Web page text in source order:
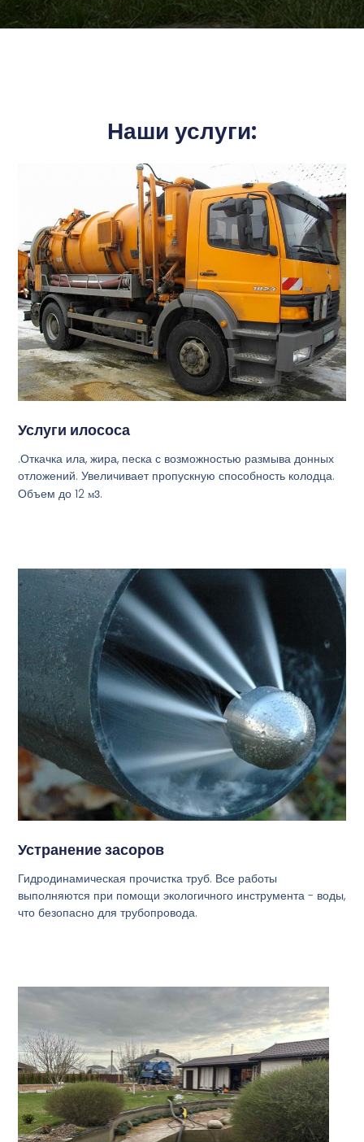
Наши услуги:
Услуги илососа
.Откачка ила, жира, песка с возможностью размыва донных
отложений. Увеличивает пропускную способность колодца.
Объем до 12м3.
Устранение засоров
Гидродинамическая прочистка труб. Все работы
выполняются при помощи экологичного инструмента - воды,
что безопасно для трубопровода.